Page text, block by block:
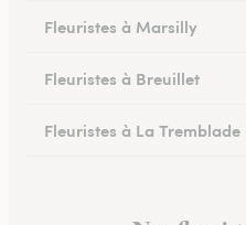
Fleuristes à Marsilly
Fleuristes à Breuillet
Fleuristes à La Tremblade